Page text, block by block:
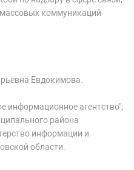
коммуникаций
Евдокимова.
информационное агентство";
района
информации и
области.